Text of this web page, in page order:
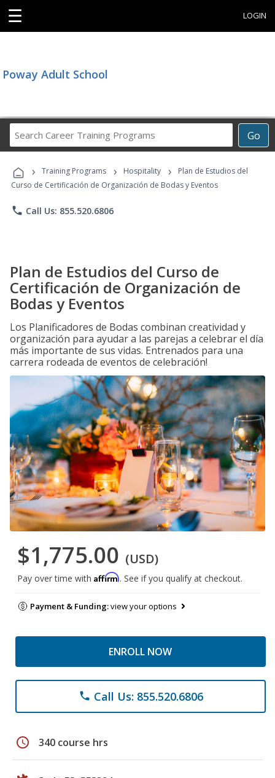
☰ LOGIN
Poway Adult School
Go
Career
Programs
› Training Programs › Hospitality ›
Plan de Estudios del
Curso de Certificación de Organización de Bodas y Eventos
phone Call Us: 855.520.6806
Plan de Estudios del Curso de
Certificación de Organización de
Bodas y Eventos
Los Planificadores de Bodas combinan creatividad y
organización para ayudar a las parejas a celebrar el día
más importante de sus vidas. Entrenados para una
carrera rodeada de eventos de celebración!
$1,775.00 (USD)
Pay over time with Affirm. See if you qualify at checkout.
Payment & Funding:view your options
ENROLL NOW
phone Call Us: 855.520.6806
schedule 340 course hrs